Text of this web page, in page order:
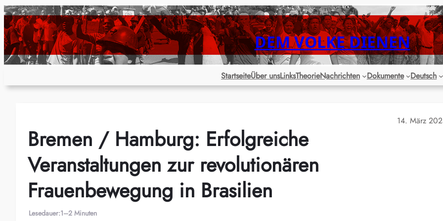
Zum
Inhalt
springen
DEM VOLKE DIENEN
StartseiteÜber unsLinksTheorieNachrichten Dokumente Deutsch
14. März
Bremen / Hamburg: Erfolgreiche
Veranstaltungen zur revolutionären
Frauenbewegung in Brasilien
Lesedauer:1–2 Minuten